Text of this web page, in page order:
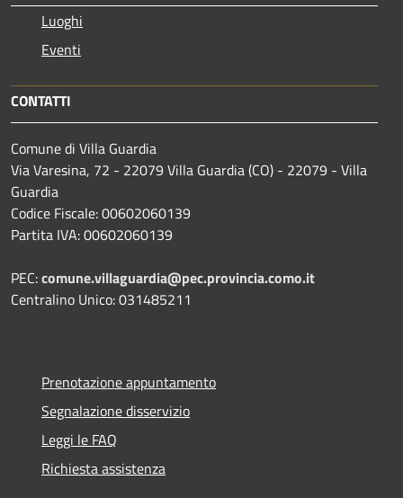
Luoghi
Eventi
CONTATTI
Comune di Villa Guardia
Via Varesina, 72 - 22079 Villa Guardia (CO) - 22079 - Villa
Guardia
Codice Fiscale: 00602060139
Partita IVA: 00602060139
PEC:comune.villaguardia@pec.provincia.como.it
Centralino Unico: 031485211
Prenotazione appuntamento
Segnalazione disservizio
Leggi le FAQ
Richiesta assistenza